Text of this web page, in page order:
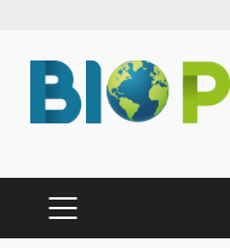
Inhalt
springen
PRIMÄRES